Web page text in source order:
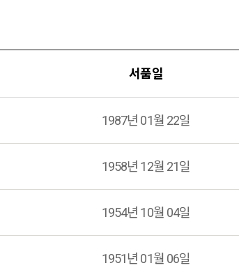
서품일
1987년 01월 22일
1958년 12월 21일
1954년 10월 04일
1951년 01월 06일